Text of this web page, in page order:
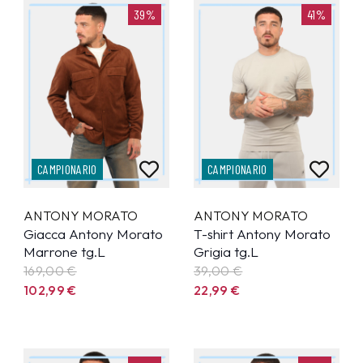
39%
CAMPIONARIO
ANTONY MORATO
Giacca Antony Morato
Marrone tg.L
169,00 €
102,99€
41%
CAMPIONARIO
ANTONY MORATO
T-shirt Antony Morato
Grigia tg.L
39,00 €
22,99€